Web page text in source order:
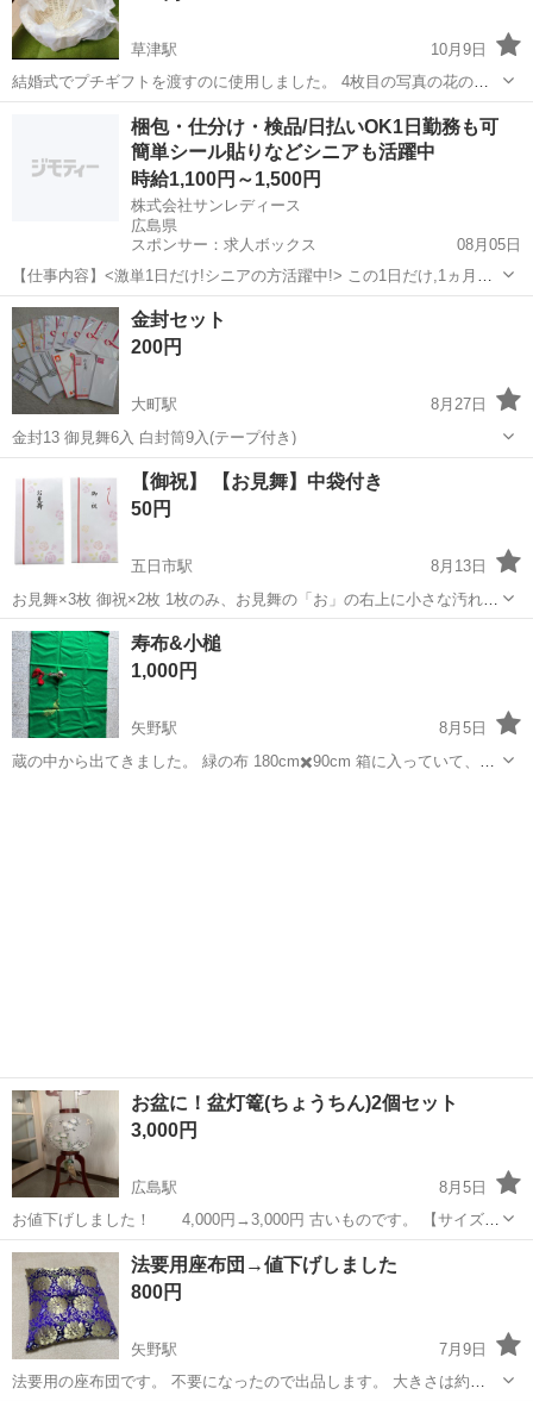
草津駅
10月9日
結婚式でプチギフトを渡すのに使用しました。 4枚目の写真の花のプ
チギフトは付いておりません。 庚午でお渡ししたく思います。
広島市 草津駅 冠婚葬祭 バスケット
梱包・仕分け・検品/日払いOK1日勤務も可
簡単シール貼りなどシニアも活躍中
時給1,100円～1,500円
株式会社サンレディース
広島県
スポンサー：求人ボックス
08月05日
【仕事内容】<激単1日だけ!シニアの方活躍中!> この1日だけ,1ヵ月間
だけ,4時間だけなど あなた優先で自由に決めれます! シニア・60代・
70代の方を 積極的に採用中 たくさんご活躍いただいてます こんなお
仕事をお願いします!...
アルバイト・パート
金封セット
200円
大町駅
8月27日
金封13 御見舞6入 白封筒9入(テープ付き)
大町駅 冠婚葬祭 封筒
【御祝】 【お見舞】中袋付き
50円
五日市駅
8月13日
お見舞×3枚 御祝×2枚 1枚のみ、お見舞の「お」の右上に小さな汚れが
あります。 （写真4枚目）
広島 広島市 五日市駅
寿布&小槌
1,000円
矢野駅
8月5日
蔵の中から出てきました。 緑の布 180cm✖️90cm 箱に入っていて、結
お盆に！盆灯篭(ちょうちん)2個セット
3,000円
広島駅
8月5日
お値下げしました！ 4,000円→3,000円 古いものです。 【サイズ】
縦：85cm、横：30cm（大体です） 【傷などの状態】十数年前に1度
使用したのみです。出品のため今回組み立ててみました。とくに目立
った汚...
広島 広島市 広島駅 冠婚葬祭 灯篭
法要用座布団→値下げしました
800円
矢野駅
7月9日
法要用の座布団です。 不要になったので出品します。 大きさは約